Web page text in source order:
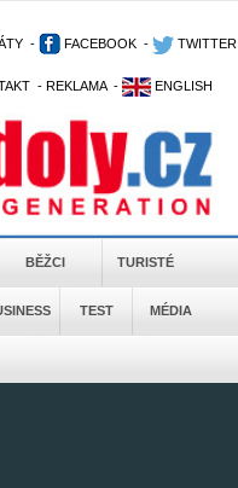
- FACEBOOK - TWITTER
- REKLAMA - ENGLISH
BĚŽCI TURISTÉ
TEST MÉDIA